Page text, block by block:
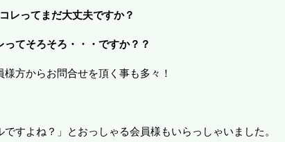
コレってまだ大丈夫ですか？
ってそろそろ・・・ですか？？
方からお問合せを頂く事も多々！
すよね？」とおっしゃる会員様もいらっしゃいました。